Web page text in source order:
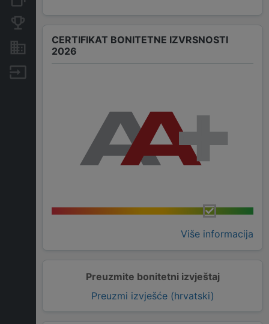
Nekretnine i imovina
CERTIFIKAT BONITETNE IZVRSNOSTI
2026
Više informacija
Preuzmite bonitetni izvještaj
Preuzmi izvješće (hrvatski)